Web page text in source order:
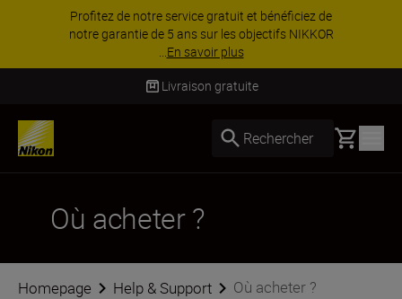
Profitez de notre service gratuit et bénéficiez de
notre garantie de 5 ans sur les objectifs NIKKOR
...En savoir plus
Livraison gratuite
Rechercher Basket
Où acheter ?
Homepage Help & Support Où acheter ?